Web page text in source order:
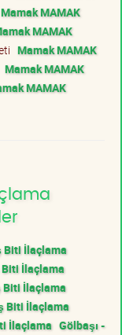
Mamak MAMAK
MAMAK
Mamak MAMAK
Mamak MAMAK
MAMAK
Biti İlaçlama
Biti İlaçlama
Biti İlaçlama
Biti İlaçlama
İlaçlama Gölbaşı -